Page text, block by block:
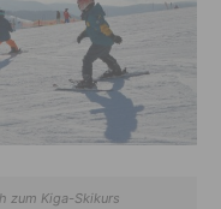
zum Kiga-Skikurs